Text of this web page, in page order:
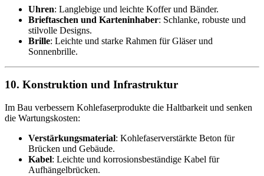
Uhren: Langlebige und leichte Koffer und Bänder.
Brieftaschen und Karteninhaber: Schlanke, robuste und
stilvolle Designs.
Brille: Leichte und starke Rahmen für Gläser und
Sonnenbrille.
10. Konstruktion und Infrastruktur
Im Bau verbessern Kohlefaserprodukte die Haltbarkeit und senken
die Wartungskosten:
Verstärkungsmaterial: Kohlefaserverstärkte Beton für
Brücken und Gebäude.
Kabel: Leichte und korrosionsbeständige Kabel für
Aufhängelbrücken.